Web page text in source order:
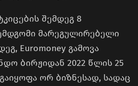
შემდეგ 8
მარეგულირებელი
Euromoney გამოვა
ბირჟიდან 2022 წლის 25
ორ ბიზნესად, სადაც